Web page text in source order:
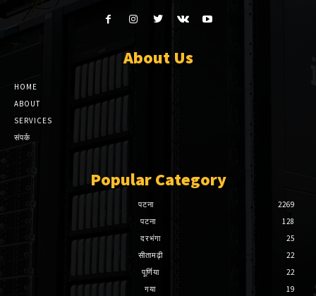
About Us
HOME
ABOUT
SERVICES
संपर्क
Popular Category
पटना
2269
पटना
128
दरभंगा
25
सीतामढ़ी
22
पूर्णिया
22
गया
19